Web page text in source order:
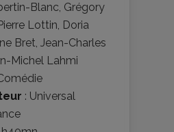
Blanc Grégory
Lottin Doria
Bret Jean-Charles
Michel Lahmi
: Universal